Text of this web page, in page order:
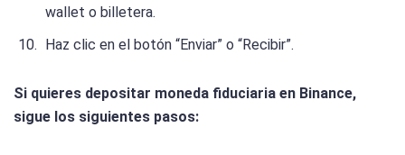
wallet o billetera.
Haz clic en el botón “Enviar” o “Recibir”.
Si quieres depositar moneda fiduciaria en Binance,
sigue los siguientes pasos: